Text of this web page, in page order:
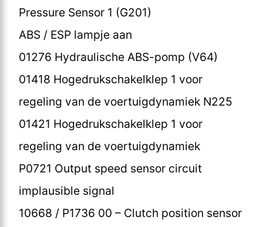
Pressure Sensor 1 (G201)
ABS / ESP lampje aan
01276 Hydraulische ABS-pomp (V64)
01418 Hogedrukschakelklep 1 voor
regeling van de voertuigdynamiek N225
01421 Hogedrukschakelklep 1 voor
regeling van de voertuigdynamiek
P0721 Output speed sensor circuit
implausible signal
10668 / P1736 00 – Clutch position sensor